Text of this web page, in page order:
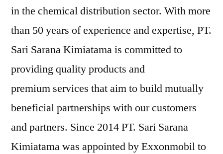
in the chemical distribution sector. With more
than 50 years of experience and expertise, PT.
Sari Sarana Kimiatama is committed to
providing quality products and
premium services that aim to build mutually
beneficial partnerships with our customers
and partners. Since 2014 PT. Sari Sarana
Kimiatama was appointed by Exxonmobil to